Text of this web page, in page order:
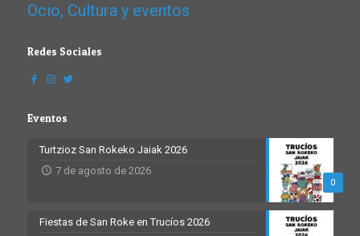
Ocio, Cultura y eventos
Redes Sociales
Eventos
0
Turtzioz San Rokeko Jaiak 2026
7 de agosto de 2026
Fiestas de San Roke en Trucíos 2026